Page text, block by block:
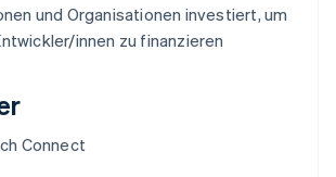
und Organisationen investiert, um
innen zu finanzieren
Connect